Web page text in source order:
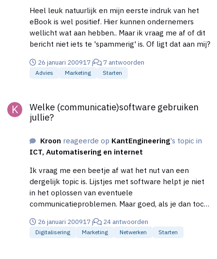
ps2games.nl; ps2sell.nl of enig andere domeinnaam
met daarin een met de merken "PlayStation";
"PSOne"; "PlayStation2"/"ps2" overeenstemmende
teken aan eiseres sub 3 dan wel aan enig ander door
eiseres aan te wijzen (rechts)persoon; Note: het ging
hierbij wel over een domeinnaam over het modden
van de ps2, waar Sony niet echt blij mee was. Maar
Heel leuk natuurlijk en mijn eerste indruk van het
eBook is wel positief. Hier kunnen ondernemers
wellicht wat aan hebben.. Maar ik vraag me af of dit
bericht niet iets te 'spammerig' is. Of ligt dat aan mij?
26 januari 200917 j 7 antwoorden
Advies Marketing Starten
Welke (communicatie)software gebruiken
jullie?
Kroon reageerde op KantEngineering's topic in
ICT, Automatisering en internet
Ik vraag me een beetje af wat het nut van een
dergelijk topic is. Lijstjes met software helpt je niet
in het oplossen van eventuele
communicatieproblemen. Maar goed, als je dan toch
Talk Yahoo Messenger [social software] Blog's
(blogger, wordpress, noem maar op) Wiki's
26 januari 200917 j 24 antwoorden
Digitalisering Marketing Netwerken Starten